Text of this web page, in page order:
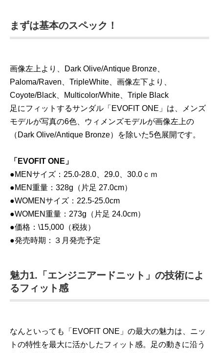
まずは基本のスペック！
画像左上より、Dark Olive/Antique Bronze、
Paloma/Raven、TripleWhite、画像左下より、
Coyote/Black、Multicolor/White、Triple Black
足にフィットするサンダル「EVOFIT ONE」は、メンズ
モデルが写真の6色、ウィメンズモデルが画像左上の
（Dark Olive/Antique Bronze）を除いた5色展開です。
「EVOFIT ONE」
●MENサイズ：25.0-28.0、29.0、30.0ｃｍ
●MEN重量：328g（片足 27.0cm）
●WOMENサイズ：22.5-25.0cm
●WOMEN重量：273g（片足 24.0cm）
●価格：\15,000（税抜）
●発売時期：３月発売予定
魅力1.「エンジニアードニット」の技術によ
るフィット感
なんといっても「EVOFIT ONE」の最大の魅力は、ニッ
トの特性を最大に活かしたフィット感。足の動きに沿う